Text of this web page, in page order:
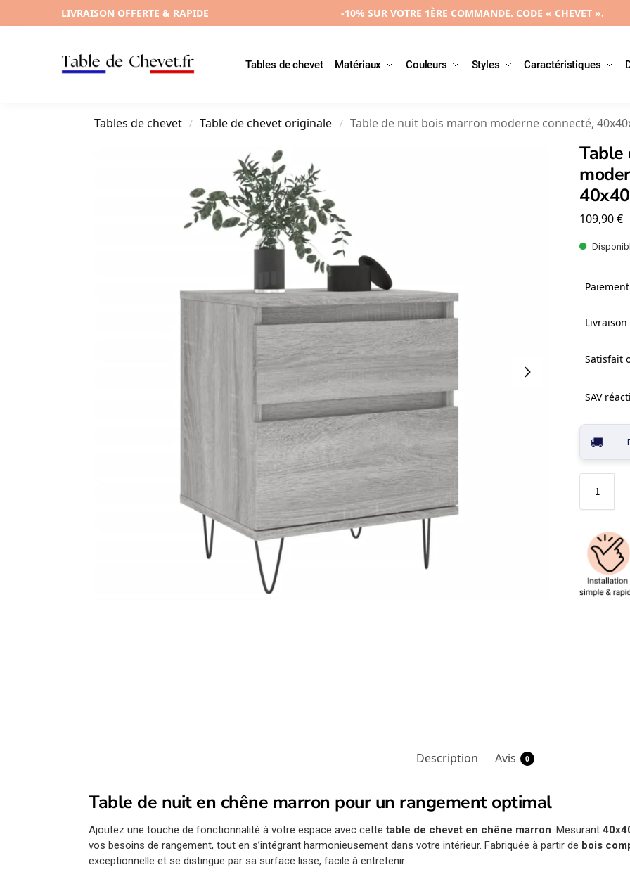
LIVRAISON OFFERTE & RAPIDE -10% SUR VOTRE 1ÈRE COMMANDE. CODE « CHEVET ».
Tables de chevet Matériaux Couleurs Styles Caractéristiques
Tables de chevet / Table de chevet originale / Table de nuit bois marron moderne connecté,
Table
109,90€
Satisfait
SAV
Description Avis 0
Table de nuit en chêne marron pour un rangement optimal
Ajoutez une touche de fonctionnalité à votre espace avec cettetable de chevet en chêne marron. Mesurant
vos besoins de rangement, tout en s’intégrant harmonieusement dans votre intérieur. Fabriquée à partir de bois
exceptionnelle et se distingue par sa surface lisse, facile à entretenir.